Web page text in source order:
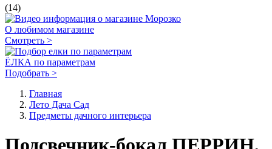
(14)
О любимом магазине
Смотреть >
ЁЛКА по параметрам
Подобрать >
Главная
Лето Дача Сад
Предметы дачного интерьера